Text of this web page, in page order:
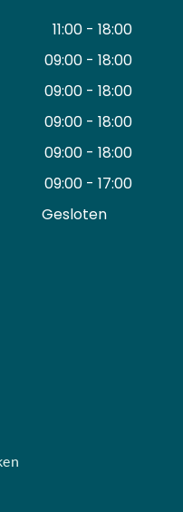
11:00 - 18:00
09:00 - 18:00
09:00 - 18:00
09:00 - 18:00
09:00 - 18:00
09:00 - 17:00
Gesloten ​ ​ ​ ​ ​ ​ ​